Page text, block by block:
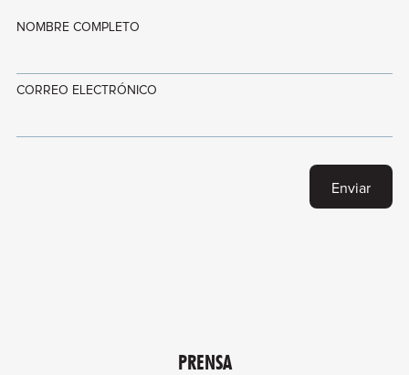
NOMBRE COMPLETO
CORREO ELECTRÓNICO
PRENSA